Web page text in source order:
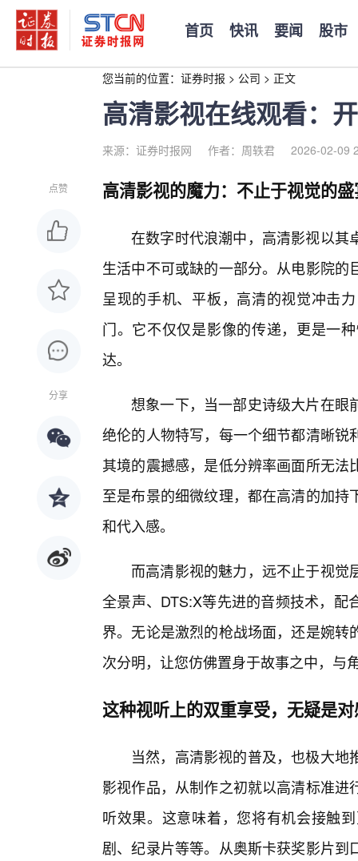
首页 快讯 要闻 股市
您当前的位置： 证券时报 > 公司 > 正文
高清影视在线观看：
来源：证券时报网 作者：周轶君 2026-02-09
点赞
分享
高清影视的魔力：不止于视觉的
在数字时代浪潮中，高清影视以其
生活中不可或缺的一部分。从电影院
呈现的手机、平板，高清的视觉冲击
门。它不仅仅是影像的传递，更是一
达。
想象一下，当一部史诗级大片在眼
绝伦的人物特写，每一个细节都清晰
其境的震撼感，是低分辨率画面所无
至是布景的细微纹理，都在高清的加
和代入感。
而高清影视的魅力，远不止于视
全景声、DTS:X等先进的音频技术，
界。无论是激烈的枪战场面，还是婉
次分明，让您仿佛置身于故事之中，与
这种视听上的双重享受，无疑是
当然，高清影视的普及，也极大
影视作品，从制作之初就以高清标准
听效果。这意味着，您将有机会接触
剧、纪录片等等。从奥斯卡获奖影片